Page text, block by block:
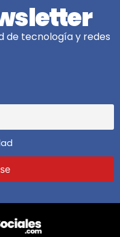
de tecnología y redes